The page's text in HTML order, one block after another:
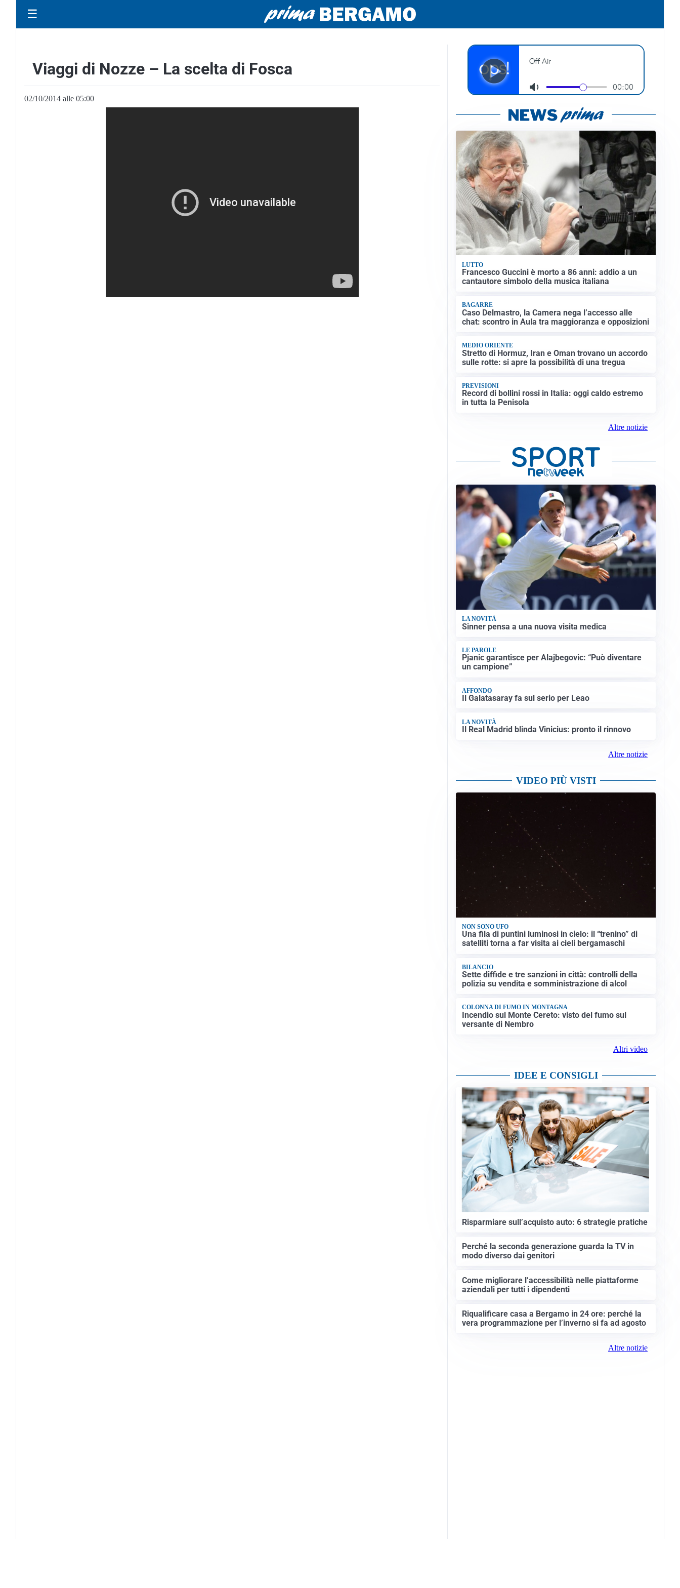
☰
Viaggi di Nozze – La scelta di Fosca
02/10/2014 alle 05:00
LUTTO
Francesco Guccini è morto a 86 anni: addio a un
cantautore simbolo della musica italiana
BAGARRE
Caso Delmastro, la Camera nega l’accesso alle
chat: scontro in Aula tra maggioranza e opposizioni
MEDIO ORIENTE
Stretto di Hormuz, Iran e Oman trovano un accordo
sulle rotte: si apre la possibilità di una tregua
PREVISIONI
Record di bollini rossi in Italia: oggi caldo estremo
in tutta la Penisola
Altre notizie
LA NOVITÀ
Sinner pensa a una nuova visita medica
LE PAROLE
Pjanic garantisce per Alajbegovic: “Può diventare
un campione”
AFFONDO
Il Galatasaray fa sul serio per Leao
LA NOVITÀ
Il Real Madrid blinda Vinicius: pronto il rinnovo
Altre notizie
VIDEO PIÙ VISTI
NON SONO UFO
Una fila di puntini luminosi in cielo: il “trenino” di
satelliti torna a far visita ai cieli bergamaschi
BILANCIO
Sette diffide e tre sanzioni in città: controlli della
polizia su vendita e somministrazione di alcol
COLONNA DI FUMO IN MONTAGNA
Incendio sul Monte Cereto: visto del fumo sul
versante di Nembro
Altri video
IDEE E CONSIGLI
Risparmiare sull’acquisto auto: 6 strategie pratiche
Perché la seconda generazione guarda la TV in
modo diverso dai genitori
Come migliorare l’accessibilità nelle piattaforme
aziendali per tutti i dipendenti
Riqualificare casa a Bergamo in 24 ore: perché la
vera programmazione per l’inverno si fa ad agosto
Altre notizie